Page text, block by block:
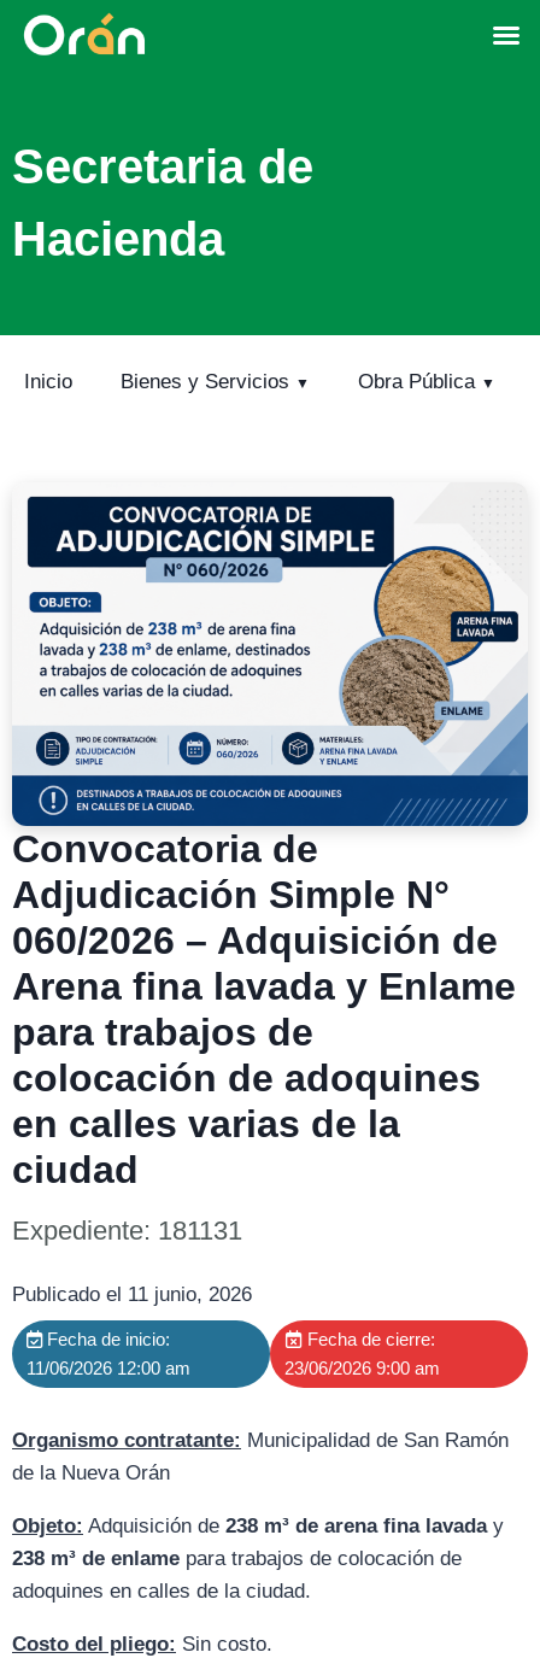
Secretaria de
Hacienda
Inicio Bienes y Servicios Obra Pública
Convocatoria de
Adjudicación Simple N°
060/2026 – Adquisición de
Arena fina lavada y Enlame
para trabajos de
colocación de adoquines
en calles varias de la
ciudad
Expediente: 181131
Publicado el 11 junio, 2026
Fecha de inicio:
11/06/2026 12:00 am
Fecha de cierre:
23/06/2026 9:00 am
Organismo contratante: Municipalidad de San Ramón
de la Nueva Orán
Objeto: Adquisición de 238 m³ de arena fina lavaday
238 m³ de enlame para trabajos de colocación de
adoquines en calles de la ciudad.
Costo del pliego: Sin costo.